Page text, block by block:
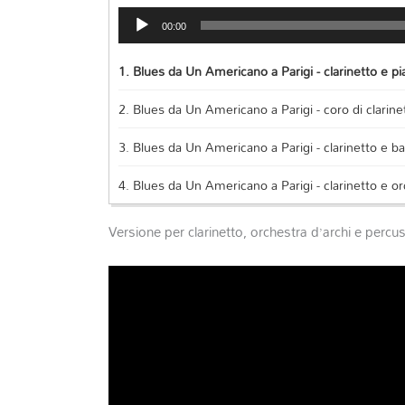
Audio
Player 00:00
1.Blues da Un Americano a Parigi - clarinetto e
2. Blues da Un Americano a Parigi - coro di
3. Blues da Un Americano a Parigi - clarinetto e
4. Blues da Un Americano a Parigi - clarinetto e
Versione per clarinetto, orchestra d’archi e